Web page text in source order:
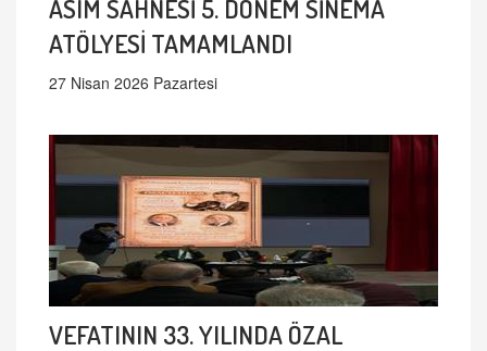
ASIM SAHNESİ 5. DÖNEM SİNEMA
ATÖLYESİ TAMAMLANDI
27 Nisan 2026 Pazartesi
VEFATININ 33. YILINDA ÖZAL